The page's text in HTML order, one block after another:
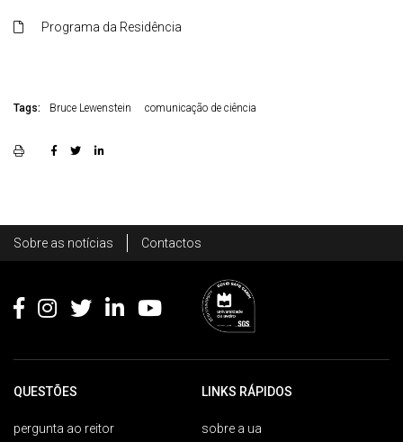
Programa da Residência
Tags: Bruce Lewenstein comunicação de ciência
Footer
Sobre as notícias Contactos
QUESTÕES
pergunta ao reitor
LINKS RÁPIDOS
sobre a ua